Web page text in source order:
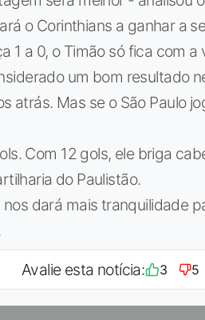
o Corinthians a ganhar a
1 a 0, o Timão só fica com
um bom resultado
atrás. Mas se o São Paulo
Com 12 gols, ele briga
do Paulistão.
dará mais tranquilidade
Avalie esta notícia: 3 5